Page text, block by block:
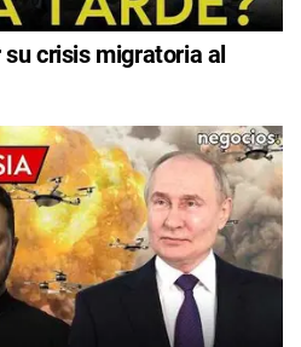
crisis migratoria al